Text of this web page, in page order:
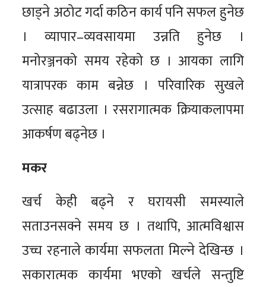
छाड्ने अठोट गर्दा कठिन कार्य पनि सफल हुनेछ
। व्यापार–व्यवसायमा उन्नति हुनेछ ।
मनोरञ्जनको समय रहेको छ । आयका लागि
यात्रापरक काम बन्नेछ । परिवारिक सुखले
उत्साह बढाउला । रसरागात्मक क्रियाकलापमा
आकर्षण बढ्नेछ ।
मकर
खर्च केही बढ्ने र घरायसी समस्याले
सताउनसक्ने समय छ । तथापि, आत्मविश्वास
उच्च रहनाले कार्यमा सफलता मिल्ने देखिन्छ ।
सकारात्मक कार्यमा भएको खर्चले सन्तुष्टि